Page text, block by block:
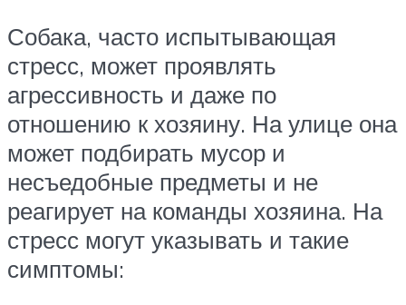
Собака, часто испытывающая
стресс, может проявлять
агрессивность и даже по
отношению к хозяину. На улице она
может подбирать мусор и
несъедобные предметы и не
реагирует на команды хозяина. На
стресс могут указывать и такие
симптомы: